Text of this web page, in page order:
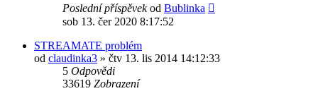
Poslední příspěvekod Bublinka
sob 13. čer 2020 8:17:52
STREAMATE problém
od claudinka3 » čtv 13. lis 2014 14:12:33
5 Odpovědi
33619 Zobrazení